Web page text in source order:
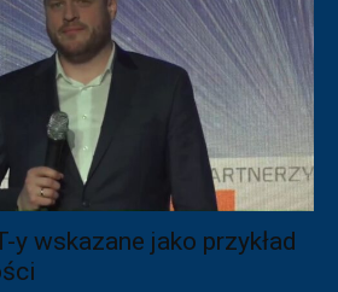
y wskazane jako przykład